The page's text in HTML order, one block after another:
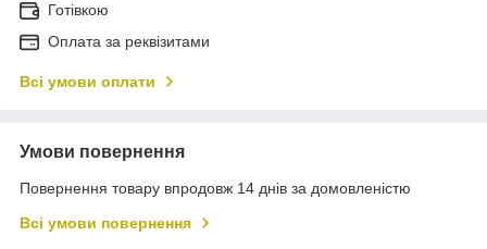
Готівкою
Оплата за реквізитами
Всі умови оплати
Умови повернення
Повернення товару впродовж 14 днів за домовленістю
Всі умови повернення